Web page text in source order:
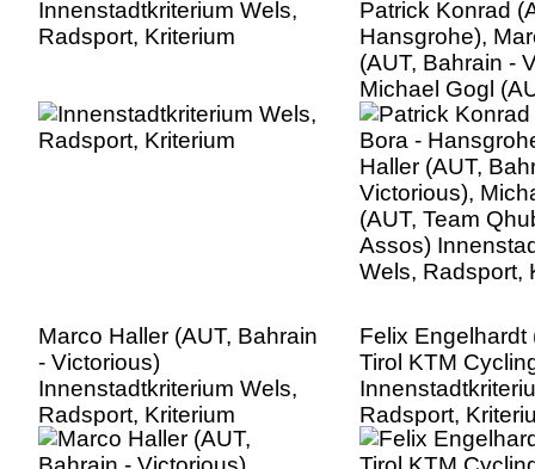
Innenstadtkriterium Wels,
Radsport, Kriterium
Patrick Konrad
Hansgrohe),
(AUT, Bahrain -
Michael Gogl
Qhubeka Assos)
Radsport,
Marco Haller (AUT, Bahrain
- Victorious)
Innenstadtkriterium Wels,
Radsport, Kriterium
Felix Engelhardt
Tirol KTM
Radsport,